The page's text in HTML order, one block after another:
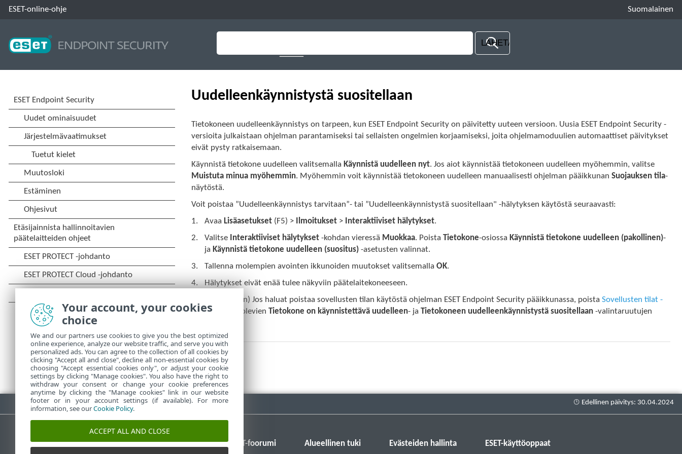
ESET-online-ohje Suomalainen
Uudelleenkäynnistystä suositellaan
Tietokoneen uudelleenkäynnistys on tarpeen, kun ESET Endpoint Security on päivitetty uuteen versioon. Uusia ESET Endpoint Security -
versioita julkaistaan ohjelman parantamiseksi tai sellaisten ongelmien korjaamiseksi, joita ohjelmamoduulien automaattiset päivitykset
eivät pysty ratkaisemaan.
Käynnistä tietokone uudelleen valitsemalla Käynnistä uudelleen nyt. Jos aiot käynnistää tietokoneen uudelleen myöhemmin, valitse
Muistuta minua myöhemmin. Myöhemmin voit käynnistää tietokoneen uudelleen manuaalisesti ohjelman pääikkunanSuojauksen tila-
näytöstä.
Voit poistaa ”Uudelleenkäynnistys tarvitaan”- tai ”Uudelleenkäynnistystä suositellaan" -hälytyksen käytöstä seuraavasti:
Avaa Lisäasetukset (F5) > Ilmoitukset > Interaktiiviset hälytykset.
Valitse Interaktiiviset hälytykset -kohdan vieressä Muokkaa. PoistaTietokone-osiossa Käynnistä tietokone uudelleen (pakollinen)-
ja Käynnistä tietokone uudelleen (suositus) -asetusten valinnat.
Tallenna molempien avointen ikkunoiden muutokset valitsemallaOK.
Hälytykset eivät enää tulee näkyviin päätelaitekoneeseen.
(valinnainen) Jos haluat poistaa sovellusten tilan käytöstä ohjelman ESET Endpoint Security pääikkunassa, poistaSovellusten tilat -
ikkunassa
olevienTietokone on käynnistettävä uudelleen- jaTietokoneen uudelleenkäynnistystä suositellaan -valintaruutujen
Lataa PDF
ESET-tietämyskanta ESET-foorumi Alueellinen tuki Evästeiden hallinta ESET-käyttöoppaat
Your account, your cookies
choice
We and our partners use cookies to give you the best optimized
online experience, analyze our website traffic, and serve you with
personalized ads. You can agree to the collection of all cookies by
clicking "Accept all and close", decline all non-essential cookies by
choosing "Accept essential cookies only", or adjust your cookie
settings by clicking "Manage cookies". You also have the right to
withdraw your consent or change your cookie preferences
anytime by clicking the "Manage cookies" link in our website
footer or in your account settings (if available). For more
information, see ourCookie Policy.
ACCEPT ALL AND CLOSE